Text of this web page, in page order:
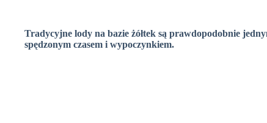
Tradycyjne lody na bazie żółtek są prawdopodobnie
spędzonym czasem i wypoczynkiem.